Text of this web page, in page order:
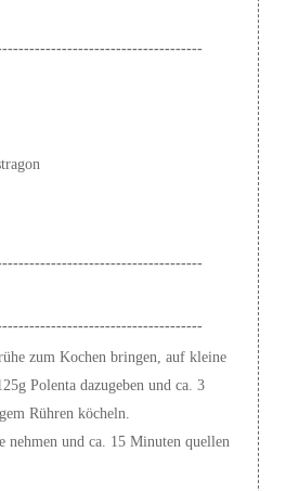
zum Kochen bringen, auf kleine
Polenta dazugeben und ca. 3
Rühren köcheln.
nehmen und ca. 15 Minuten quellen